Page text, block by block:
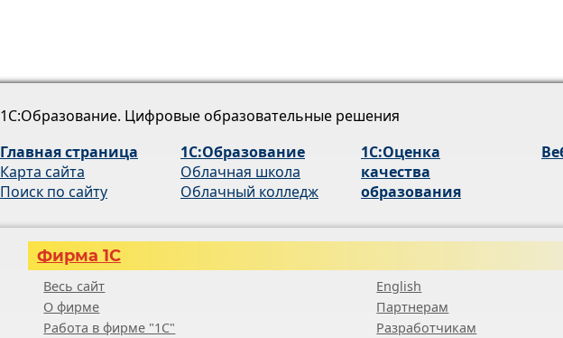
1С:Образование. Цифровые образовательные решения
Главная страница
Карта сайта
Поиск по сайту
1С:Образование
Облачная школа
Облачный колледж
1С:Оценка
качества
образования
Фирма 1С
Весь сайт
О фирме
Работа в фирме "1С"
English
Партнерам
Разработчикам